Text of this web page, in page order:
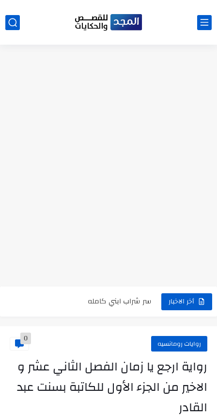
أخر الاخبار
سر شراب ابني كامله
استعلم الآن عن نتيجة الثانوية العامة 2026 برقم الجلوس والاسم
روايات رومانسيه 0
رواية ارجع يا زمان الفصل الثاني عشر و
الاخير من الجزء الأول للكاتبة بسنت عبد
القادر